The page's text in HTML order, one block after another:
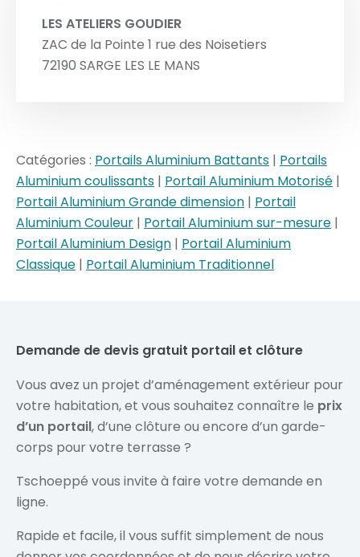
LES ATELIERS GOUDIER
ZAC de la Pointe 1 rue des Noisetiers
72190 SARGE LES LE MANS
Catégories : Portails Aluminium Battants | Portails
Aluminium coulissants | Portail Aluminium Motorisé |
Portail Aluminium Grande dimension | Portail
Aluminium Couleur | Portail Aluminium sur-mesure |
Portail Aluminium Design | Portail Aluminium
Classique | Portail Aluminium Traditionnel
Demande de devis gratuit portail et clôture
Vous avez un projet d’aménagement extérieur pour
votre habitation, et vous souhaitez connaître le prix
d’un portail, d’une clôture ou encore d’un garde-
corps pour votre terrasse ?
Tschoeppé vous invite à faire votre demande en
ligne.
Rapide et facile, il vous suffit simplement de nous